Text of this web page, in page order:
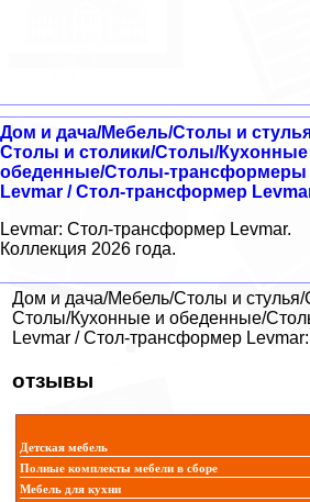
Дом и дача/Мебель/Столы и
Столы и столики/Столы/Кухонные
обеденные/Столы-трансформеры
Levmar / Стол-трансформер
Levmar: Стол-трансформер Levmar.
Коллекция 2026 года.
Дом и дача/Мебель/Столы и стулья/
Столы/Кухонные и обеденные/
Levmar / Стол-трансформер Levmar:
отзывы
Детская мебель
Полные комплекты мебели в сборе
Мебель для кухни